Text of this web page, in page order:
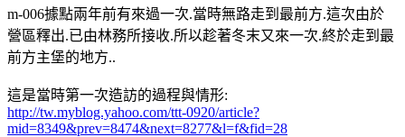
m-006據點兩年前有來過一次.當時無路走到最前方.這次由於
營區釋出.已由林務所接收.所以趁著冬末又來一次.終於走到最
前方主堡的地方..
這是當時第一次造訪的過程與情形:
http://tw.myblog.yahoo.com/ttt-0920/article?
mid=8349&prev=8474&next=8277&l=f&fid=28